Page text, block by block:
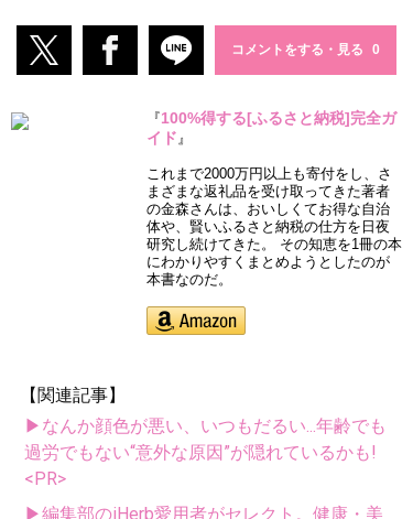
コメントをする・見る
『100%得する[ふるさと納税]完全ガ
イド』
これまで2000万円以上も寄付をし、さ
まざまな返礼品を受け取ってきた著者
の金森さんは、おいしくてお得な自治
体や、賢いふるさと納税の仕方を日夜
研究し続けてきた。 その知恵を1冊の本
にわかりやすくまとめようとしたのが
本書なのだ。
【関連記事】
▶なんか顔色が悪い、いつもだるい...年齢でも
過労でもない“意外な原因”が隠れているかも!
<PR>
▶編集部のiHerb愛用者がセレクト。健康・美